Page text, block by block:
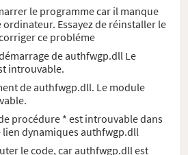
le programme car il manque
Essayez de réinstaller le
ce probléme
de authfwgp.dll Le
introuvable.
de authfwgp.dll. Le module
procédure * est introuvable dans
dynamiques authfwgp.dll
le code, car authfwgp.dll est